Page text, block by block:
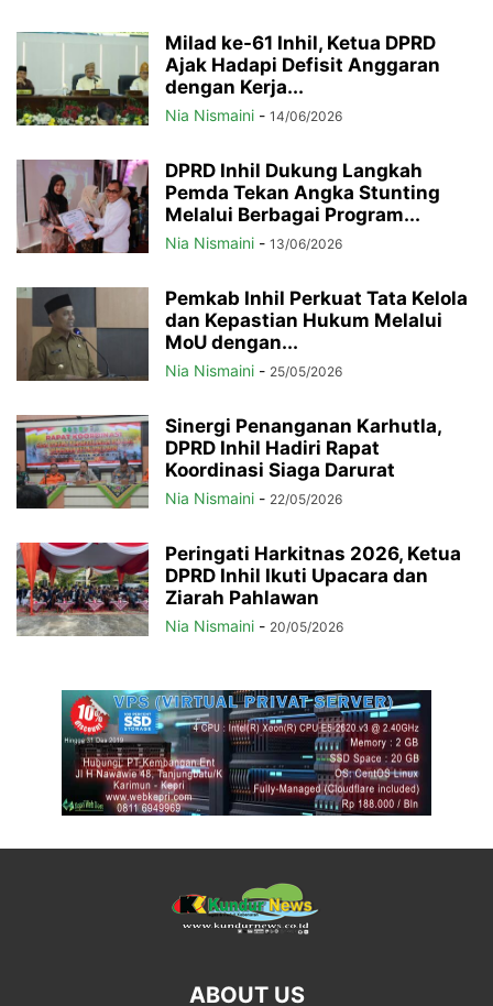
Milad ke-61 Inhil, Ketua DPRD
Ajak Hadapi Defisit Anggaran
dengan Kerja...
Nia Nismaini - 14/06/2026
DPRD Inhil Dukung Langkah
Pemda Tekan Angka Stunting
Melalui Berbagai Program...
Nia Nismaini - 13/06/2026
Pemkab Inhil Perkuat Tata Kelola
dan Kepastian Hukum Melalui
MoU dengan...
Nia Nismaini - 25/05/2026
Sinergi Penanganan Karhutla,
DPRD Inhil Hadiri Rapat
Koordinasi Siaga Darurat
Nia Nismaini - 22/05/2026
Peringati Harkitnas 2026, Ketua
DPRD Inhil Ikuti Upacara dan
Ziarah Pahlawan
Nia Nismaini - 20/05/2026
ABOUT US